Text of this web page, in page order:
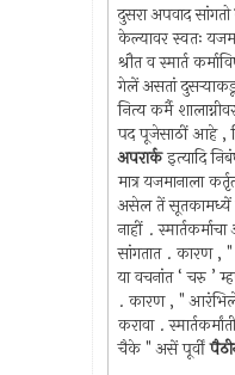
दुसरा अपवाद सांगतो
केल्यावर स्वतः
श्रौत व स्मार्त
गेलें असतां
नित्य कर्मै
पद पूजेसाठीं आहे ,
अपरार्कइत्यादि
मात्र यजमानाला
असेल तें सूतकामध्यें
नाहीं .
सांगतात . कारण ,
या वचनांत ‘ चरु ’
. कारण , "
करावा .
चैके " असें पूर्वीं